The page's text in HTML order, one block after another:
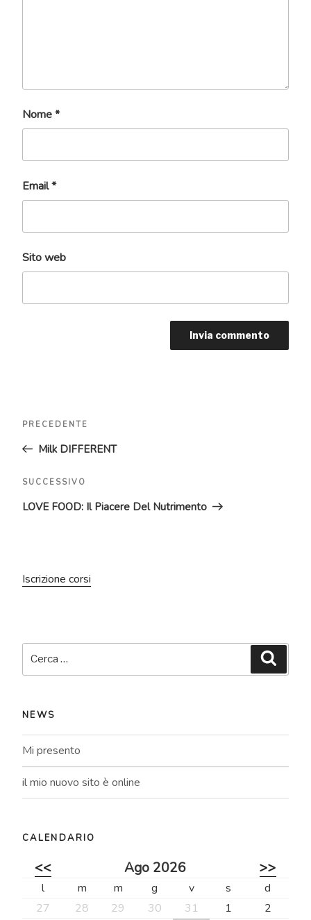
Nome*
Email*
Sito web
articoli
Articolo
precedente:
PRECEDENTE
Milk DIFFERENT
Articolo
successivo
SUCCESSIVO
LOVE FOOD: Il Piacere Del Nutrimento
Iscrizione corsi
NEWS
Mi presento
il mio nuovo sito è online
CALENDARIO
<< Ago 2026 >>
l m m g v s
d
27
28 29 30 31 1
2